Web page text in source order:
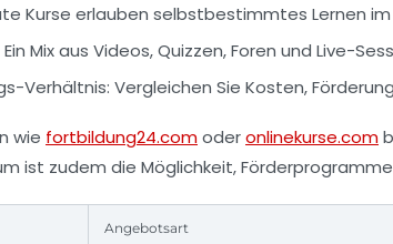
Kurse erlauben selbstbestimmtes Lernen
Ein Mix aus Videos, Quizzen, Foren und Live-
Verhältnis: Vergleichen Sie Kosten,
wie fortbildung24.comoderonlinekurse.com
ist zudem die Möglichkeit,
Angebotsart